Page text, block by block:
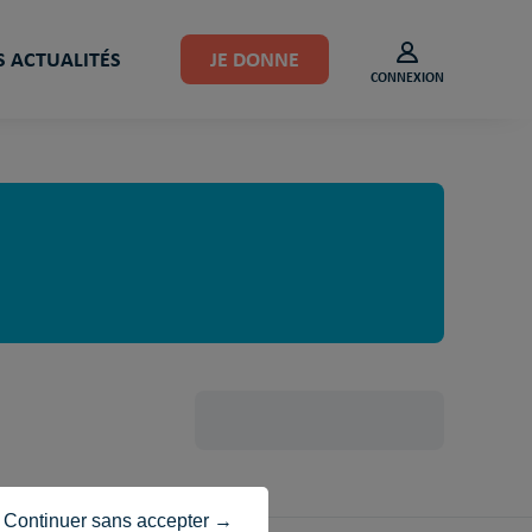
ACTUALITÉS JE DONNE
CONNEXION
Continuer sans accepter →